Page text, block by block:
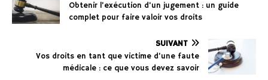
Obtenir l’exécution d’un jugement : un guide
complet pour faire valoir vos droits
SUIVANT
Vos droits en tant que victime d’une faute
médicale : ce que vous devez savoir